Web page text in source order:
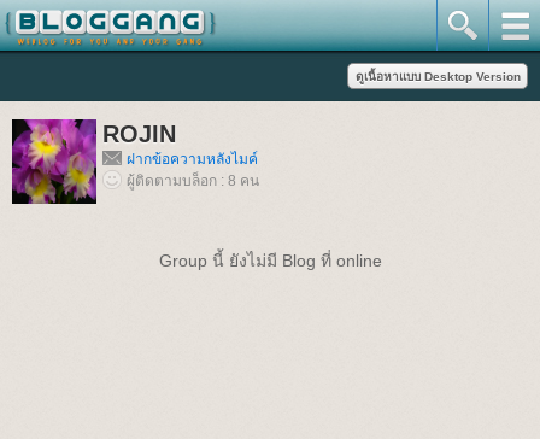
ROJIN
ฝากข้อความหลังไมค์
ผู้ติดตามบล็อก : 8 คน
Group นี้ ยังไม่มี Blog ที่ online